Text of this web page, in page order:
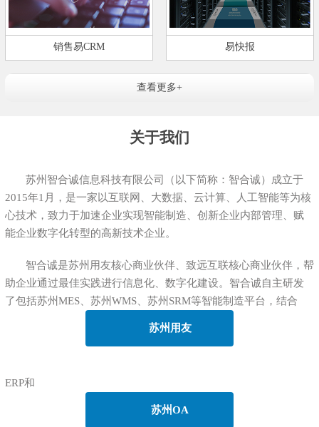
销售易CRM 易快报
查看更多+
关于我们
苏州智合诚信息科技有限公司（以下简称：智合诚）成立于
2015年1月，是一家以互联网、大数据、云计算、人工智能等为核
心技术，致力于加速企业实现智能制造、创新企业内部管理、赋
能企业数字化转型的高新技术企业。
智合诚是苏州用友核心商业伙伴、致远互联核心商业伙伴，帮
助企业通过最佳实践进行信息化、数字化建设。智合诚自主研发
了包括苏州MES、苏州WMS、苏州SRM等智能制造平台，结合
苏州用友
ERP和
苏州OA